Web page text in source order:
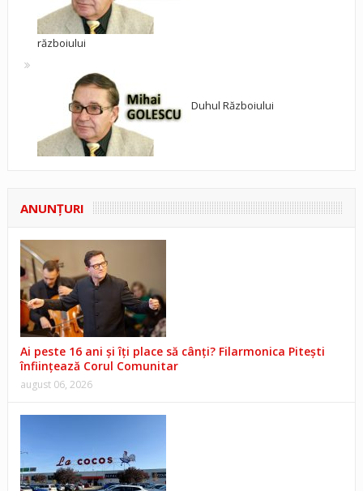
războiului
Duhul Războiului
ANUNŢURI
Ai peste 16 ani și îți place să cânți? Filarmonica Pitești
înființează Corul Comunitar
august 06, 2026